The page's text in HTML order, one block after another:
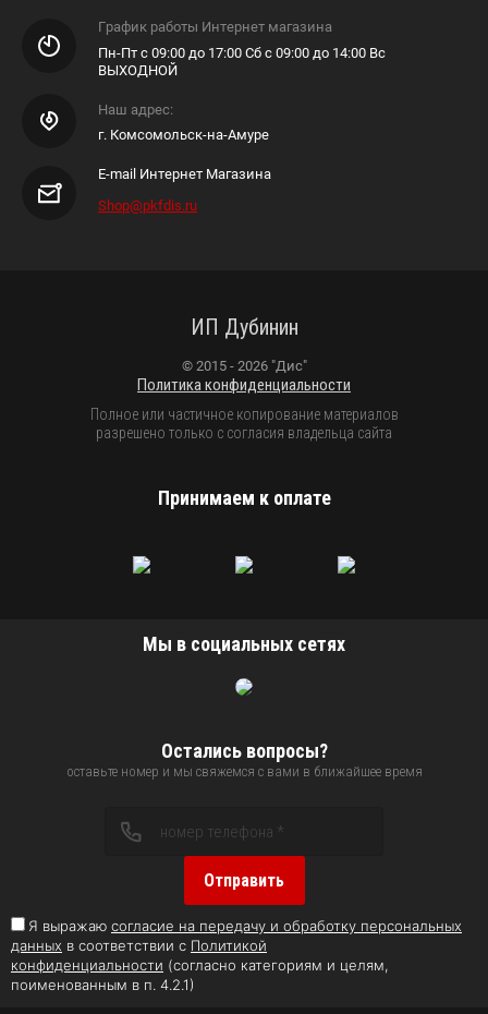
График работы Интернет магазина
Пн-Пт с 09:00 до 17:00 Сб с 09:00 до 14:00 Вс
ВЫХОДНОЙ
Наш адрес:
г. Комсомольск-на-Амуре
E-mail Интернет Магазина
Shop@pkfdis.ru
ИП Дубинин
© 2015 - 2026 "Дис"
Политика конфиденциальности
Полное или частичное копирование материалов
разрешено только с согласия владельца сайта
Принимаем к оплате
Мы в социальных сетях
Остались вопросы?
оставьте номер и мы свяжемся с вами в ближайшее время
Я выражаю согласие на передачу и обработку персональных
данных в соответствии с Политикой
конфиденциальности (согласно категориям и целям,
поименованным в п. 4.2.1)
Отправить